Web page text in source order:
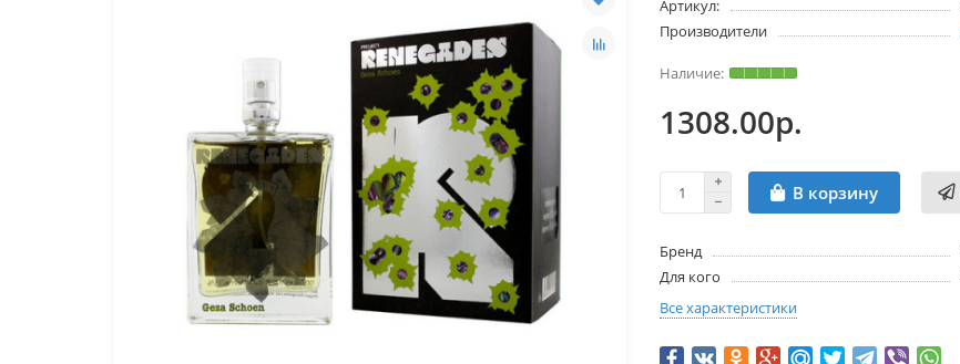
Артикул:
Производители
1308.00р.
В корзину
Бренд
Для кого
Все характеристики